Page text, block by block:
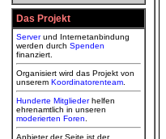
Das Projekt
Serverund Internetanbindung
werden durch Spenden
finanziert.
Organisiert wird das Projekt von
unserem Koordinatorenteam
Hunderte Mitgliederhelfen
ehrenamtlich in unseren
moderierten Foren
Anbieter der Seite ist der